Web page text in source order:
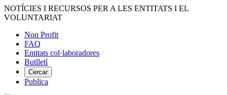
Vés
al
NOTÍCIES I RECURSOS PER A LES ENTITATS I EL
VOLUNTARIAT
Menú
del
compte
d'usuari
Non Profit
FAQ
Entitats col·laboradores
Butlletí
Cercar
Publica